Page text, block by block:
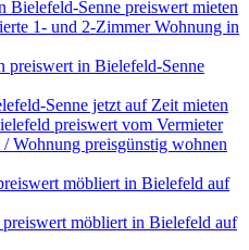
Bielefeld-Senne preiswert mieten
1- und 2-Zimmer Wohnung in
preiswert in Bielefeld-Senne
Senne jetzt auf Zeit mieten
preiswert vom Vermieter
Wohnung preisgünstig wohnen
möbliert in Bielefeld auf
möbliert in Bielefeld auf